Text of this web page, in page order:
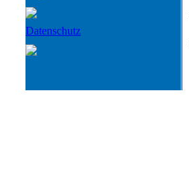
Datenschutz